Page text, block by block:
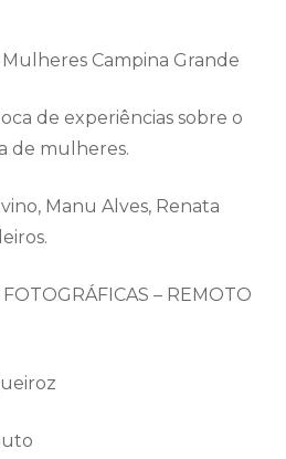
Mulheres Campina Grande
de experiências sobre o
de mulheres.
Manu Alves, Renata
FOTOGRÁFICAS – REMOTO